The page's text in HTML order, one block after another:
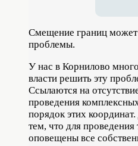
Смещение границ может
проблемы.
У нас в Корнилово
власти решить эту
Ссылаются на
проведения
порядок этих
тем, что для
оповещены все